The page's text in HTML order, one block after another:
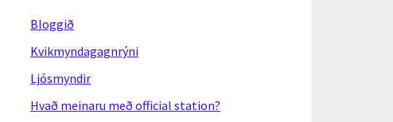
Bloggið
Kvikmyndagagnrýni
Ljósmyndir
Hvað meinaru með official station?